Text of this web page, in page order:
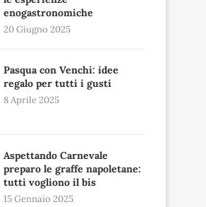
enogastronomiche
20 Giugno 2025
Pasqua con Venchi: idee
regalo per tutti i gusti
8 Aprile 2025
Aspettando Carnevale
preparo le graffe napoletane:
tutti vogliono il bis
15 Gennaio 2025